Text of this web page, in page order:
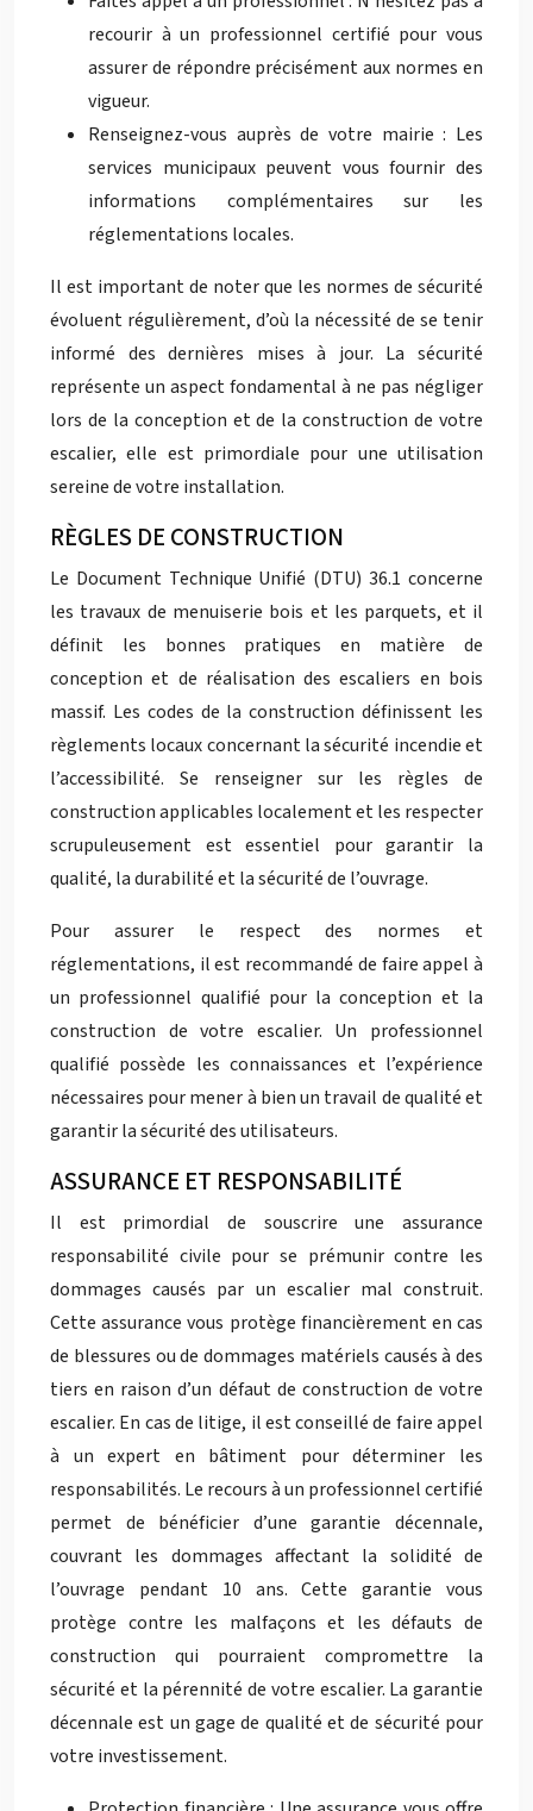
recourir à un professionnel certifié pour vous
assurer de répondre précisément aux normes en
vigueur.
Renseignez-vous auprès de votre mairie : Les
services municipaux peuvent vous fournir des
informations complémentaires sur les
réglementations locales.
Il est important de noter que les normes de sécurité
évoluent régulièrement, d’où la nécessité de se tenir
informé des dernières mises à jour. La sécurité
représente un aspect fondamental à ne pas négliger
lors de la conception et de la construction de votre
escalier, elle est primordiale pour une utilisation
sereine de votre installation.
RÈGLES DE CONSTRUCTION
Le Document Technique Unifié (DTU) 36.1 concerne
les travaux de menuiserie bois et les parquets, et il
définit les bonnes pratiques en matière de
conception et de réalisation des escaliers en bois
massif. Les codes de la construction définissent les
règlements locaux concernant la sécurité incendie et
l’accessibilité. Se renseigner sur les règles de
construction applicables localement et les respecter
scrupuleusement est essentiel pour garantir la
qualité, la durabilité et la sécurité de l’ouvrage.
Pour assurer le respect des normes et
réglementations, il est recommandé de faire appel à
un professionnel qualifié pour la conception et la
construction de votre escalier. Un professionnel
qualifié possède les connaissances et l’expérience
nécessaires pour mener à bien un travail de qualité et
garantir la sécurité des utilisateurs.
ASSURANCE ET RESPONSABILITÉ
Il est primordial de souscrire une assurance
responsabilité civile pour se prémunir contre les
dommages causés par un escalier mal construit.
Cette assurance vous protège financièrement en cas
de blessures ou de dommages matériels causés à des
tiers en raison d’un défaut de construction de votre
escalier. En cas de litige, il est conseillé de faire appel
à un expert en bâtiment pour déterminer les
responsabilités. Le recours à un professionnel certifié
permet de bénéficier d’une garantie décennale,
couvrant les dommages affectant la solidité de
l’ouvrage pendant 10 ans. Cette garantie vous
protège contre les malfaçons et les défauts de
construction qui pourraient compromettre la
sécurité et la pérennité de votre escalier. La garantie
décennale est un gage de qualité et de sécurité pour
votre investissement.